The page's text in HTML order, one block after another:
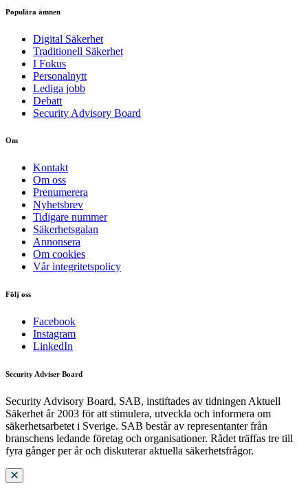
Populära ämnen
Digital Säkerhet
Traditionell Säkerhet
I Fokus
Personalnytt
Lediga jobb
Debatt
Security Advisory Board
Om
Kontakt
Om oss
Prenumerera
Nyhetsbrev
Tidigare nummer
Säkerhetsgalan
Annonsera
Om cookies
Vår integritetspolicy
Följ oss
Facebook
Instagram
LinkedIn
Security Adviser Board
Security Advisory Board, SAB, instiftades av tidningen Aktuell
Säkerhet år 2003 för att stimulera, utveckla och informera om
säkerhetsarbetet i Sverige. SAB består av representanter från
branschens ledande företag och organisationer. Rådet träffas tre till
fyra gånger per år och diskuterar aktuella säkerhetsfrågor.